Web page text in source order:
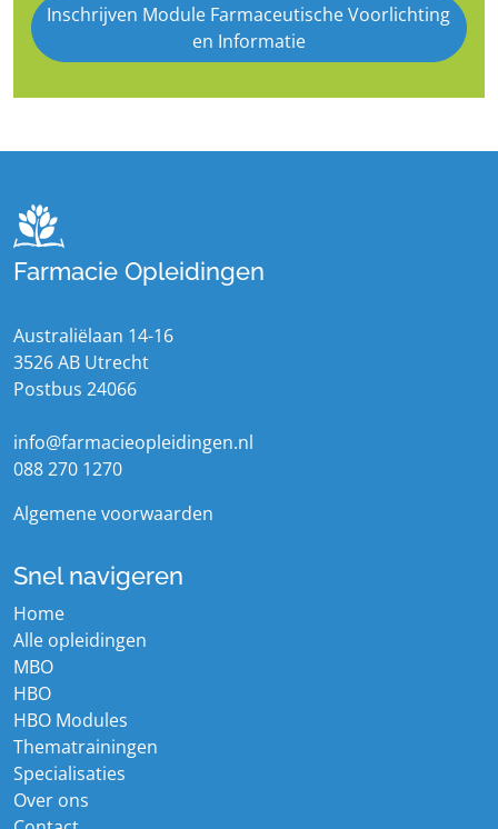
Inschrijven Module Farmaceutische Voorlichting
en Informatie
Farmacie Opleidingen
Australiëlaan 14-16
3526 AB Utrecht
Postbus 24066
info@farmacieopleidingen.nl
088 270 1270
Algemene voorwaarden
Snel navigeren
Home
Alle opleidingen
MBO
HBO
HBO Modules
Thematrainingen
Specialisaties
Over ons